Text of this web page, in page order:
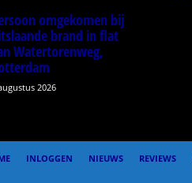
omgekomen bij
brand in flat
Watertorenweg,
2026
INLOGGEN NIEUWS REVIEWS